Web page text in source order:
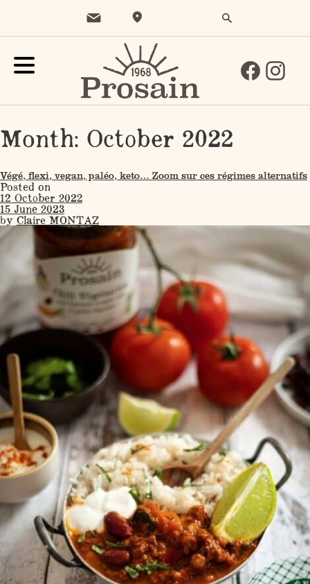
Month: October 2022
Végé, flexi, vegan, paléo, keto… Zoom sur ces régimes alternatifs
Posted on
12 October 2022
15 June 2023
by Claire MONTAZ